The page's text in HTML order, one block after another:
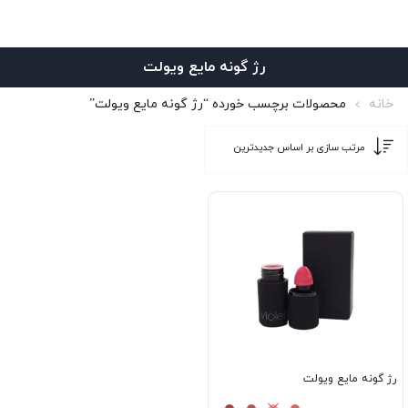
رژ گونه مایع ویولت
خانه محصولات برچسب خورده “رژ گونه مایع ویولت”
رژ گونه مایع ویولت